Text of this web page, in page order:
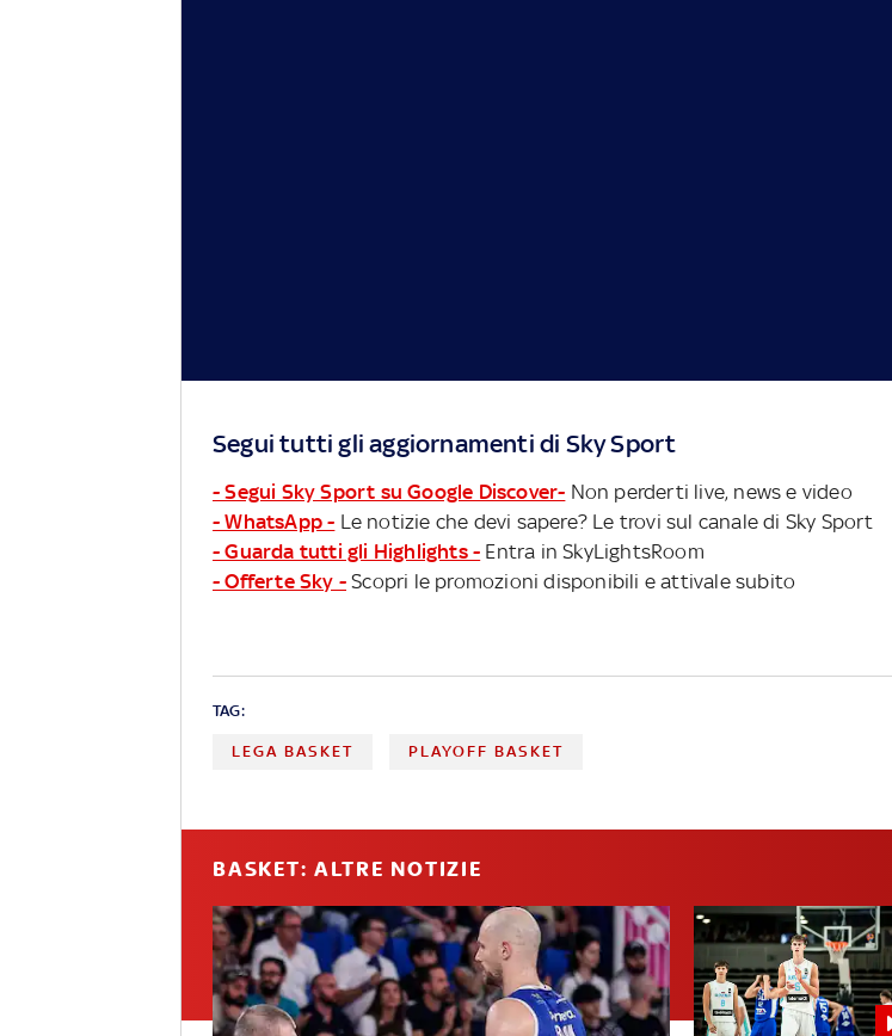
Segui tutti gli aggiornamenti di Sky Sport
- Segui Sky Sport su Google Discover- Non perderti live, news e video
- WhatsApp - Le notizie che devi sapere? Le trovi sul canale di Sky Sport
- Guarda tutti gli Highlights - Entra in SkyLightsRoom
- Offerte Sky - Scopri le promozioni disponibili e attivale subito
TAG:
LEGA BASKET PLAYOFF BASKET
BASKET: ALTRE NOTIZIE